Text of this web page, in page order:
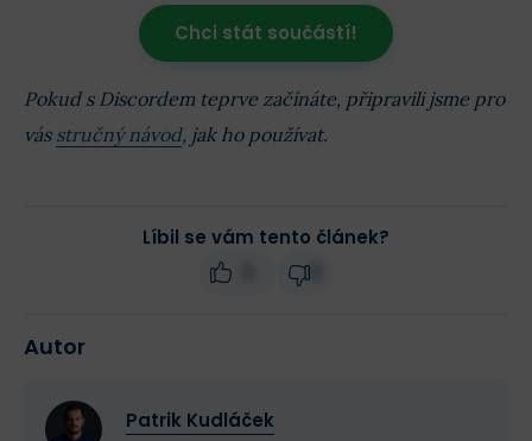
Chci stát součástí!
Pokud s Discordem teprve začínáte, připravili jsme pro
vás stručný návod, jak ho používat.
Líbil se vám tento článek?
Autor
Patrik Kudláček